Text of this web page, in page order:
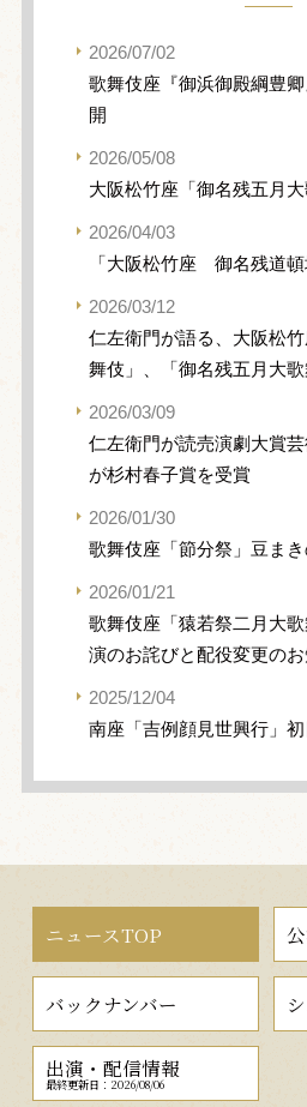
2026/07/02
歌舞伎座『御浜御殿綱豊
開
2026/05/08
大阪松竹座「御名残五月
2026/04/03
「大阪松竹座 御名残道
2026/03/12
仁左衛門が語る、大阪松
舞伎」、「御名残五月大歌
2026/03/09
仁左衛門が読売演劇大賞
が杉村春子賞を受賞
2026/01/30
歌舞伎座「節分祭」豆ま
2026/01/21
歌舞伎座「猿若祭二月大
演のお詫びと配役変更の
2025/12/04
南座「吉例顔見世興行」
ニュースTOP
バックナンバー
出演・配信情報
最終更新日：2026/08/06